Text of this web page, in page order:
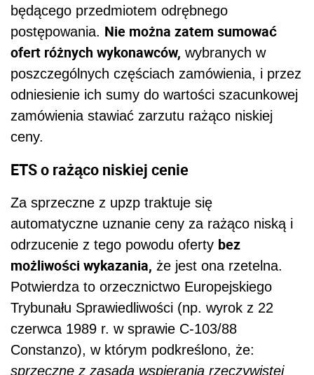
będącego przedmiotem odrębnego
postępowania. Nie można zatem sumować
ofert różnych wykonawców, wybranych w
poszczególnych częściach zamówienia, i przez
odniesienie ich sumy do wartości szacunkowej
zamówienia stawiać zarzutu rażąco niskiej
ceny.
ETS o rażąco niskiej cenie
Za sprzeczne z upzp traktuje się
automatyczne uznanie ceny za rażąco niską i
odrzucenie z tego powodu oferty bez
możliwości wykazania, że jest ona rzetelna.
Potwierdza to orzecznictwo Europejskiego
Trybunału Sprawiedliwości (np. wyrok z 22
czerwca 1989 r. w sprawie C-103/88
Constanzo), w którym podkreślono, że:
sprzeczne z zasadą wspierania rzeczywistej